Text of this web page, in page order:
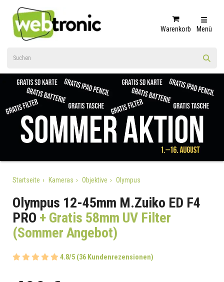
Warenkorb Menü
Startseite Kameras Objektive Olympus
Olympus 12-45mm M.Zuiko ED F4
PRO + Gratis 58mm UV Filter
(Sommer Angebot)
4.8/5 (36 Kundenrezensionen)